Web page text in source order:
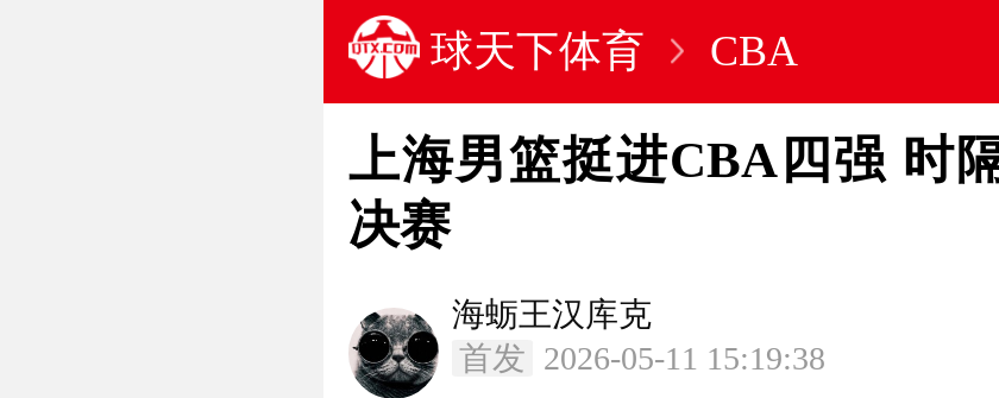
球天下体育 CBA
上海男篮挺进CBA四强 时
决赛
海蛎王汉库克
首发 2026-05-11 15:19:38